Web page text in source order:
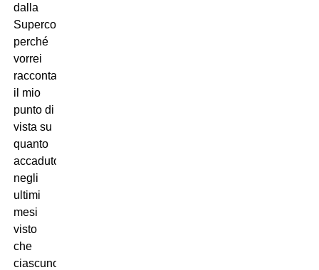
dalla
Supercoppa
perché
vorrei
raccontare
il mio
punto di
vista su
quanto
accaduto
negli
ultimi
mesi
visto
che
ciascuno